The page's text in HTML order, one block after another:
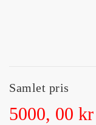
Samlet pris
5000, 00 kr